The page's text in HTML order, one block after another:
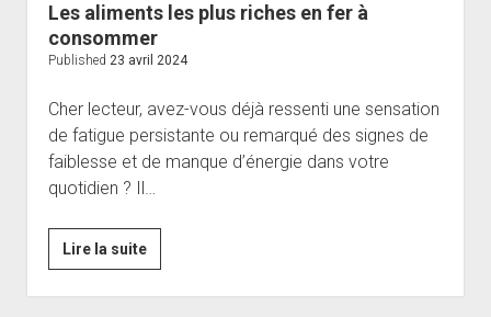
Les aliments les plus riches en fer à
consommer
Published 23 avril 2024
Cher lecteur, avez-vous déjà ressenti une sensation
de fatigue persistante ou remarqué des signes de
faiblesse et de manque d’énergie dans votre
quotidien ? Il…
Lire la suiteLes
aliments
les